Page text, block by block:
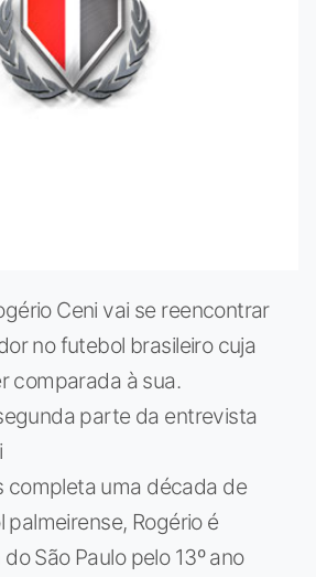
Ceni vai se reencontrar
no futebol brasileiro cuja
comparada à sua.
parte da entrevista
completa uma década de
Rogério é
São Paulo pelo 13º ano